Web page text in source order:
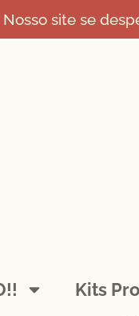
Nosso site se
Kits